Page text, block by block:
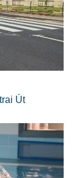
Út